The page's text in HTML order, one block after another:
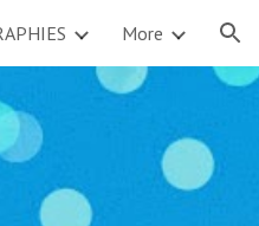
More